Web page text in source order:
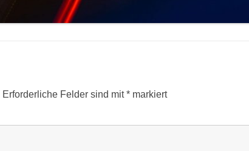
Erforderliche Felder sind mit* markiert